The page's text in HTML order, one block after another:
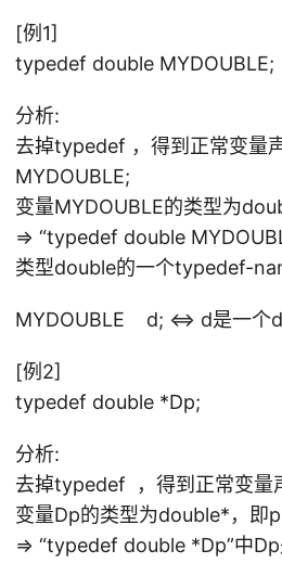
[例1]
typedef double MYDOUBLE;
分析:
去掉typedef ，得到正常变量
MYDOUBLE;
变量MYDOUBLE的类型为
=> “typedef double
类型double的一个typedef-
MYDOUBLE d; <=> d是一个
[例2]
typedef double *Dp;
分析:
去掉typedef ，得到正常变量
变量Dp的类型为double*，即
=> “typedef double *Dp”中